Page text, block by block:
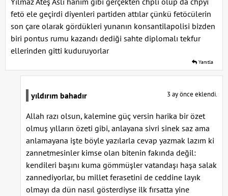
fetö ele geçirdi diyenleri partiden attılar çünkü fetöcülerin
son çare olarak gördükleri yunanın konsantilapolisi bizden
biri pontus rumu kazandı dediği sahte diplomalı tekfur
ellerinden gitti kuduruyorlar
Yanıtla
yıldırım bahadır 3 ay önce eklendi.
Allah razı olsun, kalemine güç versin harika bir özet
olmuş yılların özeti gibi, anlayana sivri sinek saz ama
anlamayana işte böyle yazılarla cevap yazmak lazım ki
zannetmesinler kimse olan bitenin fakında değil:
kendileri başını kuma gömmüşler vatandaşı haşa salak
zannediyorlar, bu millet ferasetini de ceddine layık
olmayı da dün nasıl gösterdiyse ilk fırsatta yine